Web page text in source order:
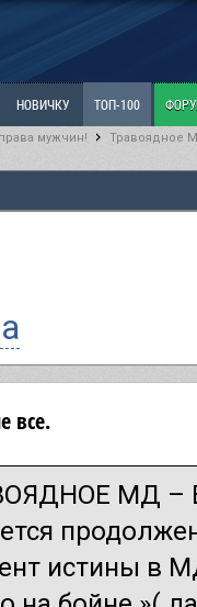
НОВИЧКУ ТОП-100
Наболевшее. Выскажись!
мужчин! Травоядное
все.
МД –
истины в